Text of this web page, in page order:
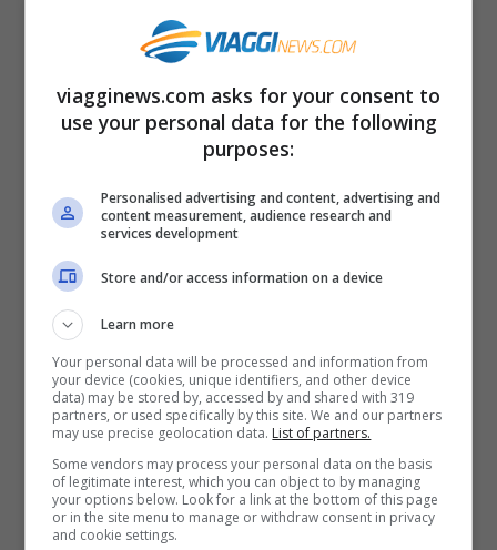
un’altra cosa: lo sapevate infatti che ogni
anno a marzo si celebra la “Giornata
Nazionale Acullicu”, ovvero dedicata alla
masticazione delle foglie di coca, che il
Paese vorrebbe introdurre nuovamente
come pratica legale. Le foglie di coca
infatti sembrerebbero avere proprietà
naturali, curative, addirittura aiuterebbero
a combattere la stanchezza.
La pianta di coca infatti è stata studiata
persino ad Harvard: può infatti aiutare ad
avere più energia (ovviamente usata
correttamente) e i suoi effetti sono simili a
quelli del caffé. Uno degli studiosi ha
viagginews.com asks for your consent to
use your personal data for the following
purposes:
Personalised advertising and content, advertising and
content measurement, audience research and
services development
Store and/or access information on a device
Learn more
Your personal data will be processed and information from
your device (cookies, unique identifiers, and other device
data) may be stored by, accessed by and shared with 319
partners, or used specifically by this site. We and our partners
may use precise geolocation data. List of partners.
Some vendors may process your personal data on the basis
of legitimate interest, which you can object to by managing
your options below. Look for a link at the bottom of this page
or in the site menu to manage or withdraw consent in privacy
and cookie settings.